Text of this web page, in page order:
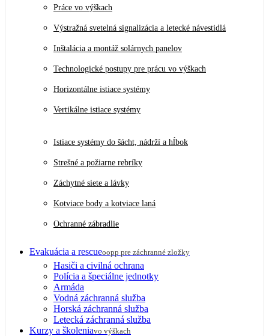
Práce vo výškach
Výstražná svetelná signalizácia a letecké návestidlá
Inštalácia a montáž solárnych panelov
Technologické postupy pre prácu vo výškach
Horizontálne istiace systémy
Vertikálne istiace systémy
Istiace systémy do šácht, nádrží a hĺbok
Strešné a požiarne rebríky
Záchytné siete a lávky
Kotviace body a kotviace laná
Ochranné zábradlie
Evakuácia a rescueoopp pre záchranné zložky
Hasiči a civilná ochrana
Polícia a špeciálne jednotky
Armáda
Vodná záchranná služba
Horská záchranná služba
Letecká záchranná služba
Kurzy a školeniavo výškach